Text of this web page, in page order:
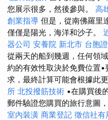
您展示很多，然後參與。 高
創業指導 但是，從南佛羅里
僅僅是陽光，海洋和沙子。
器公司 安養院 新北市 台胞
從兩天的船到幾週，任何領
約的有效性取決於免費位置
求，最終計算可能會根據此
所 北投撥筋技術 •在購買後
郵件驗證您購買的旅行意圖
室內裝潢 商業登記 徵信社有